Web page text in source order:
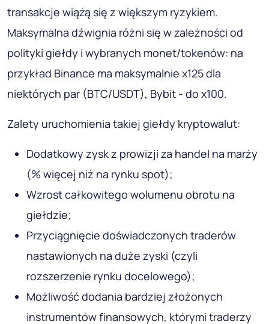
transakcje wiążą się z większym ryzykiem.
Maksymalna dźwignia różni się w zależności od
polityki giełdy i wybranych monet/tokenów: na
przykład Binance ma maksymalnie x125 dla
niektórych par (BTC/USDT), Bybit - do x100.
Zalety uruchomienia takiej giełdy kryptowalut:
Dodatkowy zysk z prowizji za handel na marży
(% więcej niż na rynku spot);
Wzrost całkowitego wolumenu obrotu na
giełdzie;
Przyciągnięcie doświadczonych traderów
nastawionych na duże zyski (czyli
rozszerzenie rynku docelowego);
Możliwość dodania bardziej złożonych
instrumentów finansowych, którymi traderzy